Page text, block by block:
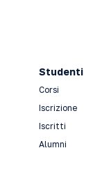
Studenti
Corsi
Iscrizione
Iscritti
Alumni